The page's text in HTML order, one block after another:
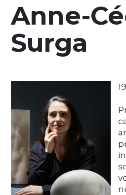
Artists
Anne-
Surga